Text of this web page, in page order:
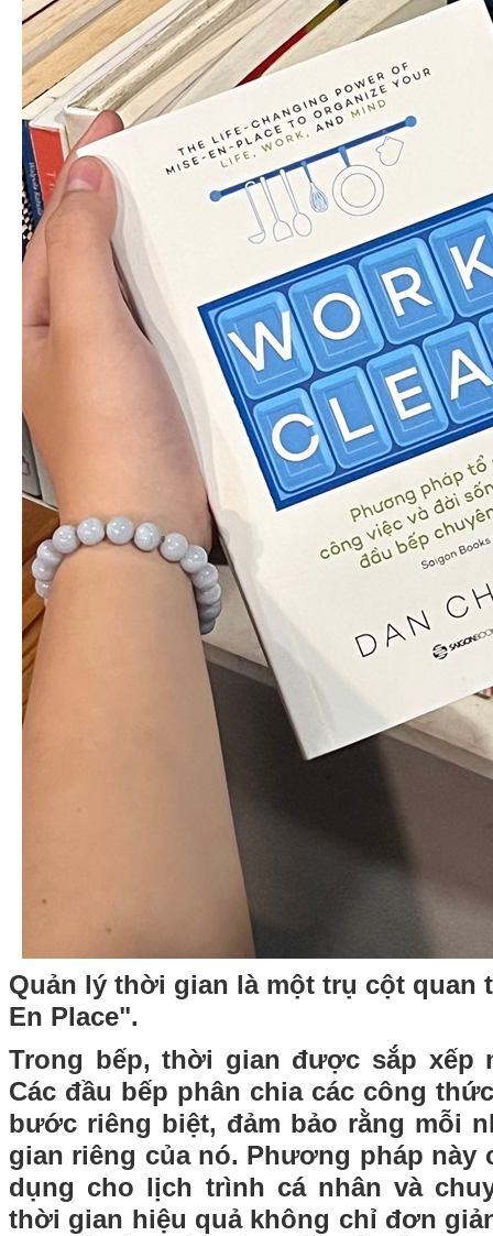
Quản lý thời gian là một trụ cột quan
En Place".
Trong bếp, thời gian được sắp xếp
Các đầu bếp phân chia các công
bước riêng biệt, đảm bảo rằng mỗi
gian riêng của nó. Phương pháp này
dụng cho lịch trình cá nhân và
thời gian hiệu quả không chỉ đơn